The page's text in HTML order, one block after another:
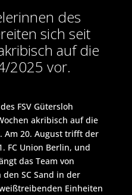
des
sich seit
auf die
2025 vor.
FSV Gütersloh
akribisch auf die
Am 20. August trifft der
FC Union Berlin, und
das Team von
SC Sand in der
Einheiten